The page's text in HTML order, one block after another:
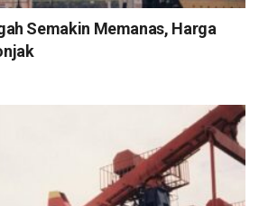
Semakin Memanas, Harga